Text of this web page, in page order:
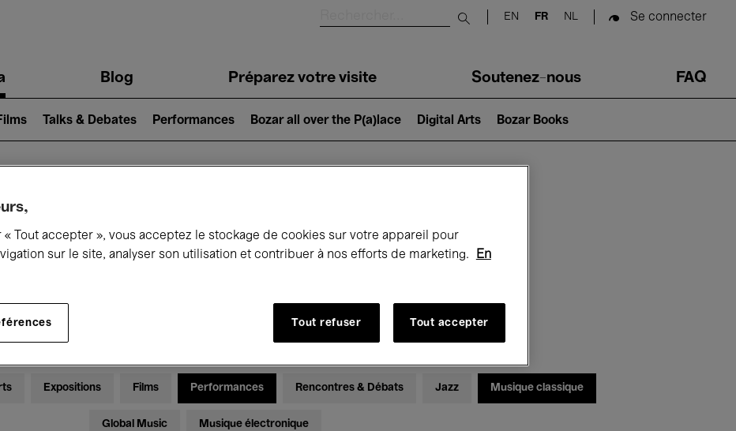
Submit search
EN FR NL Se connecter
Blog Préparez votre visite Soutenez-nous FAQ
Talks & Debates Performances Bozar all over the P(a)lace Digital Arts Bozar Books
se passe à Bozar
Mardi 19 Mai 2026
Expositions Films Performances Rencontres & Débats Jazz Musique classique
Global Music Musique électronique
« Tout accepter », vous acceptez le stockage de cookies sur votre appareil pour
sur le site, analyser son utilisation et contribuer à nos efforts de marketing.
En
Tout refuser Tout accepter